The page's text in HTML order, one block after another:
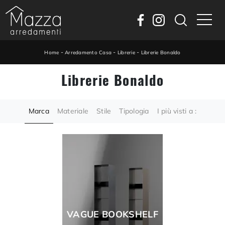
Home -Arredamento Casa - Librerie- Librerie Bonaldo
Librerie Bonaldo
Marca Materiale Stile Tipologia I più visti a :
VAGUE BOOKSHELF